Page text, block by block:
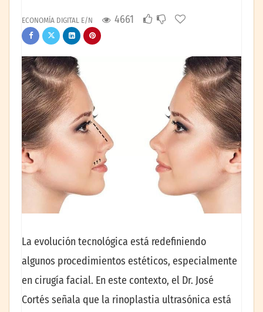
ECONOMÍA DIGITAL E/N 4661
La evolución tecnológica está redefiniendo
algunos procedimientos estéticos, especialmente
en cirugía facial. En este contexto, el Dr. José
Cortés señala que la rinoplastia ultrasónica está